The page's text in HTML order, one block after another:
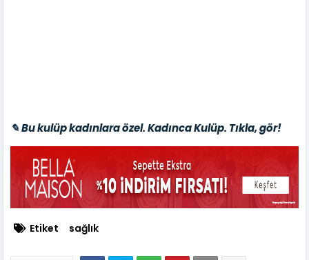
✎ Bu kulüp kadınlara özel. Kadınca Kulüp. Tıkla, gör!
Etiket sağlık